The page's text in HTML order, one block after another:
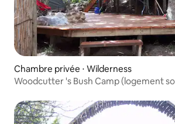
Chambre privée ⋅ Wilderness
Woodcutter 's Bush Camp (logement